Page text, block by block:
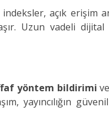
açık erişim
Uzun vadeli
yöntem bildirimi
yayıncılığın